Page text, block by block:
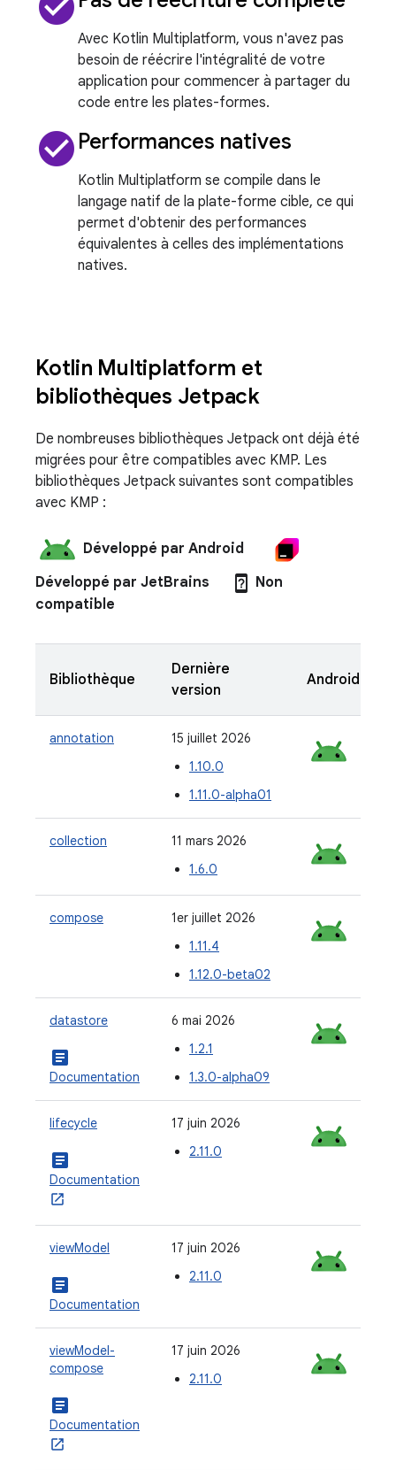
Avec Kotlin Multiplatform, vous n'avez pas
besoin de réécrire l'intégralité de votre
application pour commencer à partager du
code entre les plates-formes.
check_circle Performances natives
Kotlin Multiplatform se compile dans le
langage natif de la plate-forme cible, ce qui
permet d'obtenir des performances
équivalentes à celles des implémentations
natives.
Kotlin Multiplatform et
bibliothèques Jetpack
De nombreuses bibliothèques Jetpack ont déjà été
migrées pour être compatibles avec KMP. Les
bibliothèques Jetpack suivantes sont compatibles
avec KMP :
Développé par Android
Développé par JetBrains
device_unknown Non
compatible
Bibliothèque
Dernière
version
Android
annotation
15 juillet 2026
1.10.0
1.11.0-alpha01
collection
11 mars 2026
1.6.0
compose
1er juillet 2026
1.11.4
1.12.0-beta02
datastore
article
Documentation
6 mai 2026
1.2.1
1.3.0-alpha09
lifecycle
article
Documentation
17 juin 2026
2.11.0
viewModel
article
Documentation
17 juin 2026
2.11.0
viewModel-
compose
article
Documentation
17 juin 2026
2.11.0